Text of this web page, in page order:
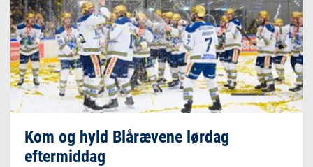
Kom og hyld Blårævene lørdag
eftermiddag